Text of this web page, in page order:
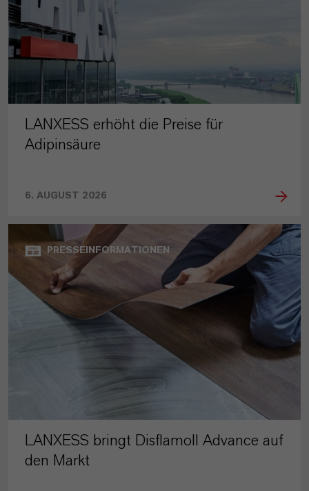
LANXESS erhöht die Preise für
Adipinsäure
6. AUGUST 2026
PRESSEINFORMATIONEN
LANXESS bringt Disflamoll Advance auf
den Markt